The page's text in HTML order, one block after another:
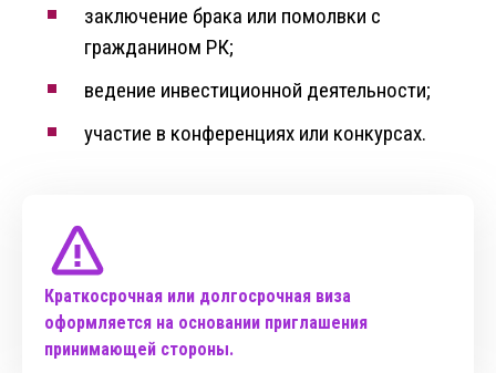
заключение брака или помолвки с
гражданином РК;
ведение инвестиционной деятельности;
участие в конференциях или конкурсах.
Краткосрочная или долгосрочная виза
оформляется на основании приглашения
принимающей стороны.